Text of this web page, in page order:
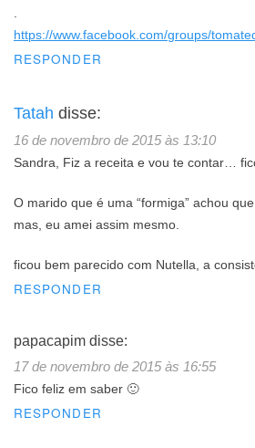
https://www.facebook.com/groups/
RESPONDER
Tatah disse:
16 de novembro de 2015 às 13:10
Sandra, Fiz a receita e vou te contar…
O marido que é uma “formiga” achou
mas, eu amei assim mesmo.
ficou bem parecido com Nutella, a
RESPONDER
papacapim disse:
17 de novembro de 2015 às 16:55
Fico feliz em saber 🙂
RESPONDER